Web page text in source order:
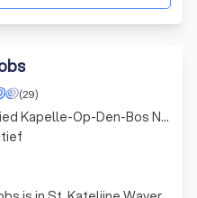
(29)
Werkgebied Kapelle-Op-Den-Bos Nieuwenrode